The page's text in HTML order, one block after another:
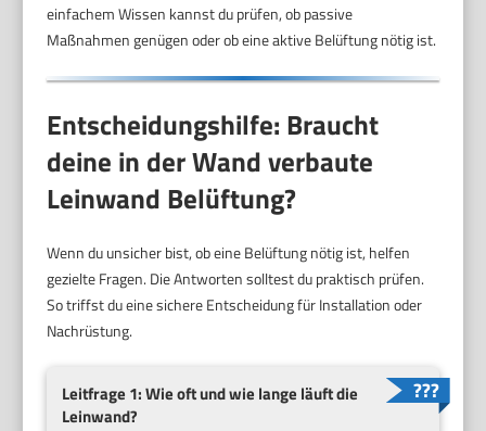
einfachem Wissen kannst du prüfen, ob passive
Maßnahmen genügen oder ob eine aktive Belüftung nötig ist.
Entscheidungshilfe: Braucht
deine in der Wand verbaute
Leinwand Belüftung?
Wenn du unsicher bist, ob eine Belüftung nötig ist, helfen
gezielte Fragen. Die Antworten solltest du praktisch prüfen.
So triffst du eine sichere Entscheidung für Installation oder
Nachrüstung.
Leitfrage 1: Wie oft und wie lange läuft die
Leinwand?